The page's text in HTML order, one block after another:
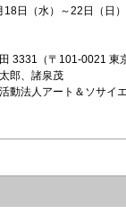
日（水）～22日（日）
3331（〒101-0021 東
郎、諸泉茂
動法人アート＆ソサイ